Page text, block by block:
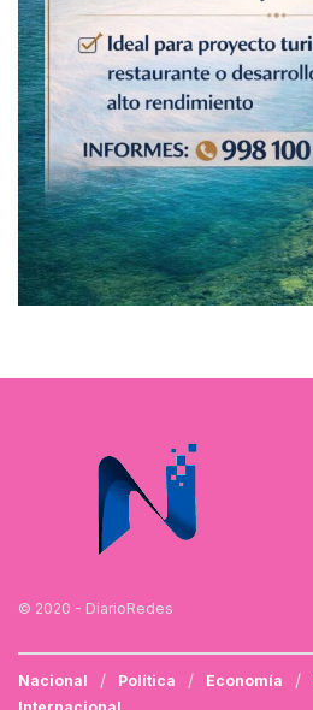
© 2020 - DiarioRedes
Nacional Política Economía